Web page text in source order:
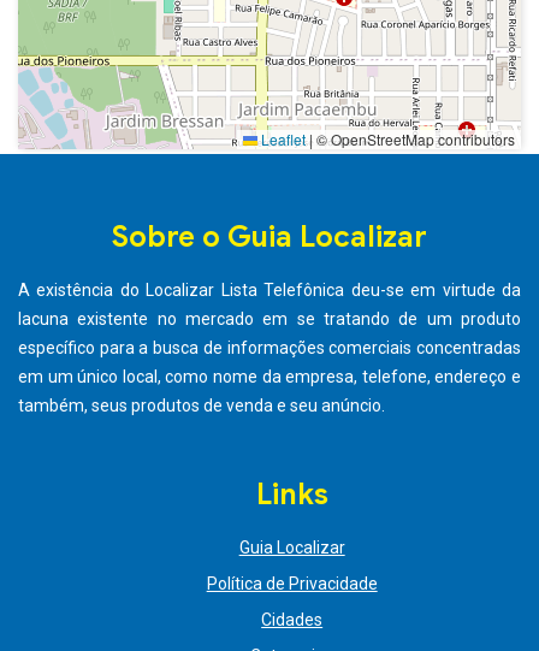
Leaflet|© OpenStreetMap contributors
Sobre o Guia Localizar
A existência do Localizar Lista Telefônica deu-se em virtude da
lacuna existente no mercado em se tratando de um produto
específico para a busca de informações comerciais concentradas
em um único local, como nome da empresa, telefone, endereço e
também, seus produtos de venda e seu anúncio.
Links
Guia Localizar
Política de Privacidade
Cidades